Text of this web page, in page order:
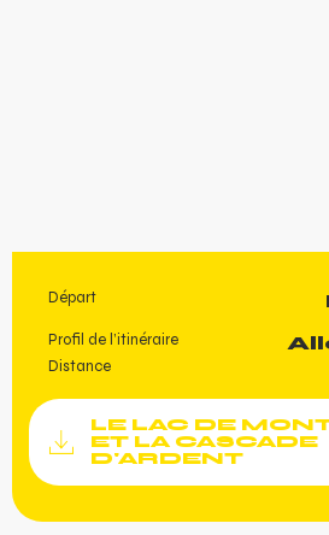
Informations
Départ
Profil de l’itinéraire
Distance
Documentation
LE LAC DE
ET LA CASCADE
D'ARDENT